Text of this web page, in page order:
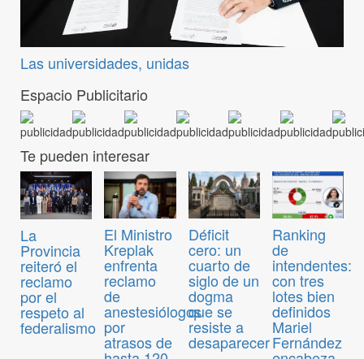
Las universidades, unidas
Espacio Publicitario
Te pueden interesar
La
Provincia
reiteró el
reclamo
por el
respeto al
federalismo
El Ministro
Kreplak
enfrenta
reclamo
de
anestesiólogos
por
atrasos de
Déficit
cero: un
cuarto de
siglo de un
dogma
que se
resiste a
desaparecer
Ranking
de
intendentes:
con tres
lotes bien
definidos
Mariel
Fernández